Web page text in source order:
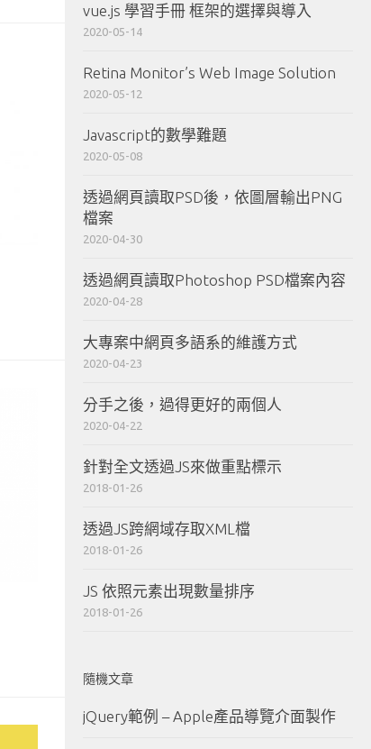
vue.js 學習手冊 框架的選擇與導入
2020-05-14
Retina Monitor’s Web Image Solution
2020-05-12
Javascript的數學難題
2020-05-08
透過網頁讀取PSD後，依圖層輸出PNG
檔案
2020-04-30
透過網頁讀取Photoshop PSD檔案內容
2020-04-28
大專案中網頁多語系的維護方式
2020-04-23
分手之後，過得更好的兩個人
2020-04-22
針對全文透過JS來做重點標示
2018-01-26
透過JS跨網域存取XML檔
2018-01-26
JS 依照元素出現數量排序
2018-01-26
隨機文章
jQuery範例 – Apple產品導覽介面製作